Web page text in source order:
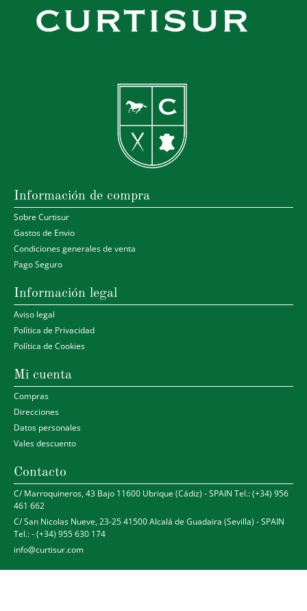
Información de compra
Sobre Curtisur
Gastos de Envio
Condiciones generales de venta
Pago Seguro
Información legal
Aviso legal
Política de Privacidad
Política de Cookies
Mi cuenta
Compras
Direcciones
Datos personales
Vales descuento
Contacto
C/ Marroquineros, 43 Bajo 11600 Ubrique (Cádiz) - SPAIN Tel.: (+34) 956
461 662
C/ San Nicolas Nueve, 23-25 41500 Alcalá de Guadaira (Sevilla) - SPAIN
Tel.: - (+34) 955 630 174
info@curtisur.com